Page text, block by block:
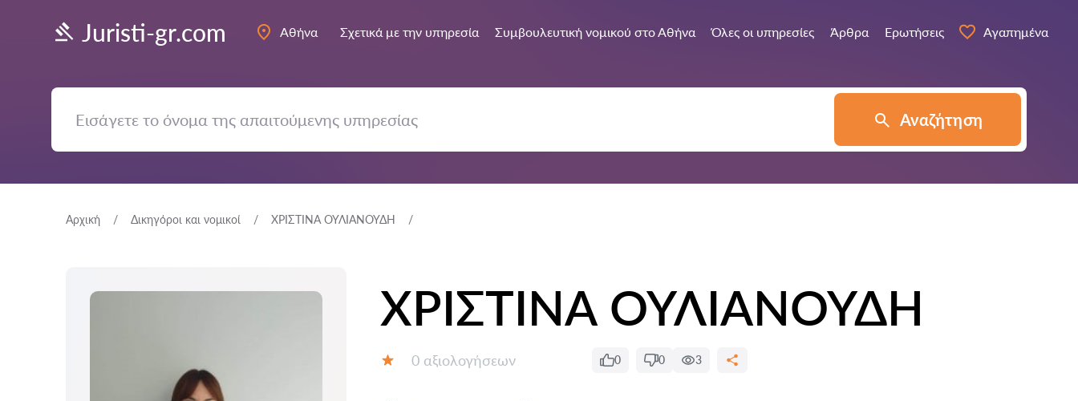
Juristi-gr.com Αθήνα Σχετικά με την υπηρεσία Συμβουλευτική νομικού στο Αθήνα Όλες οι υπηρεσίες Άρθρα Ερωτήσεις Αγαπημένα
Αναζήτηση
Αρχική Δικηγόροι και νομικοί ΧΡΙΣΤΙΝΑ ΟΥΛΙΑΝΟΥΔΗ
ΧΡΙΣΤΙΝΑ ΟΥΛΙΑΝΟΥΔΗ
Αξιολογήσεις:
0 αξιολογήσεων 0 0 3